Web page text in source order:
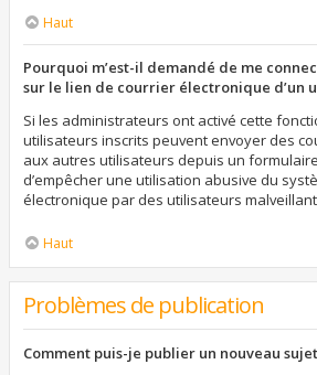
Haut
Pourquoi m’est-il demandé de me
sur le lien de courrier électronique d’un
Si les administrateurs ont activé cette
utilisateurs inscrits peuvent envoyer des
aux autres utilisateurs depuis un
d’empêcher une utilisation abusive du
électronique par des utilisateurs
Haut
Problèmes de publication
Comment puis-je publier un nouveau